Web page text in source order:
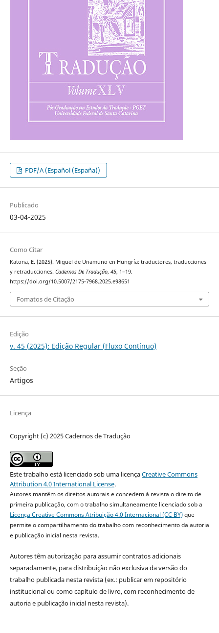
PDF/A (Español (España))
Publicado
03-04-2025
Como Citar
Katona, E. (2025). Miguel de Unamuno en Hungría: traductores, traducciones
y retraducciones. Cadernos De Tradução, 45, 1–19.
https://doi.org/10.5007/2175-7968.2025.e98651
Fomatos de Citação
Edição
v. 45 (2025): Edição Regular (Fluxo Contínuo)
Seção
Artigos
Licença
Copyright (c) 2025 Cadernos de Tradução
Este trabalho está licenciado sob uma licençaCreative Commons
Attribution 4.0 International License.
Autores mantêm os direitos autorais e concedem à revista o direito de
primeira publicação, com o trabalho simultaneamente licenciado sob a
Licença Creative Commons Atribuição 4.0 Internacional (CC BY)que
permite o compartilhamento do trabalho com reconhecimento da autoria
e publicação inicial nesta revista.
Autores têm autorização para assumir contratos adicionais
separadamente, para distribuição não exclusiva da versão do
trabalho publicada nesta revista (ex.: publicar em repositório
institucional ou como capítulo de livro, com reconhecimento de
autoria e publicação inicial nesta revista).